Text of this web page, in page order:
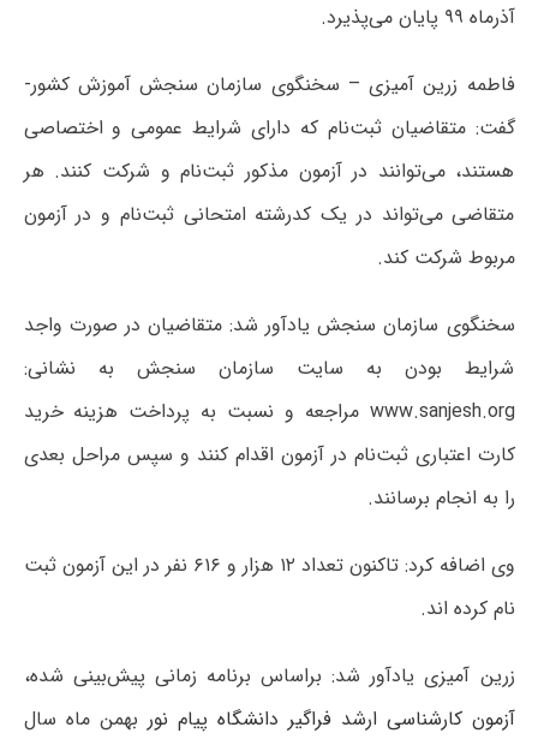
آذرماه ۹۹ پایان می‌پذیرد.
فاطمه زرین آمیزی – سخنگوی سازمان سنجش آموزش کشور-
گفت: متقاضیان ثبت‌نام که دارای شرایط عمومی و اختصاصی
هستند، می‌توانند در آزمون مذکور ثبت‌نام و شرکت کنند. هر
متقاضی می‌تواند در یک کدرشته‌ امتحانی ثبت‌نام‌ و در آزمون
مربوط شرکت‌ کند.
سخنگوی سازمان سنجش یادآور شد: متقاضیان در صورت واجد
شرایط بودن به سایت سازمان سنجش به نشانی:
www.sanjesh.org مراجعه و نسبت به پرداخت هزینه خرید
کارت اعتباری ثبت‌نام در آزمون اقدام کنند و سپس مراحل بعدی
را به انجام برسانند.
وی اضافه کرد: تاکنون تعداد ۱۲ هزار و ۶۱۶ نفر در این آزمون ثبت
نام کرده اند.
زرین آمیزی یادآور شد: براساس برنامه زمانی پیش‌بینی شده،
آزمون کارشناسی ارشد فراگیر دانشگاه پیام نور بهمن ماه سال